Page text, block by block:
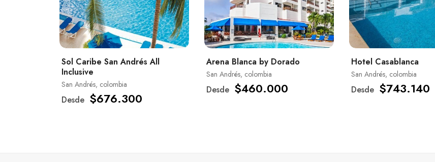
Sol Caribe San Andrés All
Inclusive
San Andrés, colombia
Desde $676.300
Arena Blanca by Dorado
San Andrés, colombia
Desde $460.000
Hotel Casablanca
San Andrés, colombia
Desde $743.140